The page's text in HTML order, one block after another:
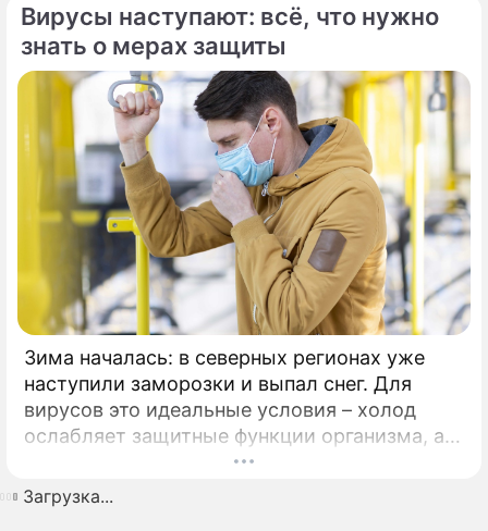
продаж 29,3%. По результатам
исследования Forbes, в 2025 году компания
«Озон Фармацевтика» подтвердила свои
лидирующие позиции на российском
фармацевтическом рынке, набрав 97 баллов
из 110.
Вирусы наступают: всё, что нужно
знать о мерах защиты
Зима началась: в северных регионах уже
наступили заморозки и выпал снег. Для
вирусов это идеальные условия – холод
ослабляет защитные функции организма, а
длительное пребывание людей в закрытых
помещениях облегчает передачу инфекций.
Как следствие, заболеваемость ОРВИ
Загрузка...